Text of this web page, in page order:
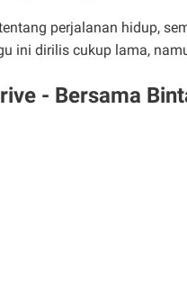
perjalanan hidup,
ini dirilis cukup lama,
- Bersama